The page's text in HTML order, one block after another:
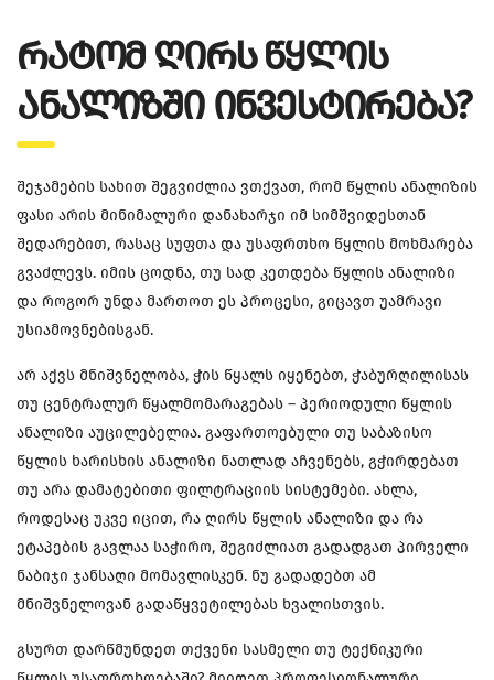
ᲠᲐᲢᲝᲛ ᲦᲘᲠᲡ ᲬᲧᲚᲘᲡ
ᲐᲜᲐᲚᲘᲖᲨᲘ ᲘᲜᲕᲔᲡᲢᲘᲠᲔᲑᲐ?
შეჯამების სახით შეგვიძლია ვთქვათ, რომ წყლის ანალიზის
ფასი არის მინიმალური დანახარჯი იმ სიმშვიდესთან
შედარებით, რასაც სუფთა და უსაფრთხო წყლის მოხმარება
გვაძლევს. იმის ცოდნა, თუ სად კეთდება წყლის ანალიზი
და როგორ უნდა მართოთ ეს პროცესი, გიცავთ უამრავი
უსიამოვნებისგან.
არ აქვს მნიშვნელობა, ჭის წყალს იყენებთ, ჭაბურღილისას
თუ ცენტრალურ წყალმომარაგებას – პერიოდული წყლის
ანალიზი აუცილებელია. გაფართოებული თუ საბაზისო
წყლის ხარისხის ანალიზი ნათლად აჩვენებს, გჭირდებათ
თუ არა დამატებითი ფილტრაციის სისტემები. ახლა,
როდესაც უკვე იცით, რა ღირს წყლის ანალიზი და რა
ეტაპების გავლაა საჭირო, შეგიძლიათ გადადგათ პირველი
ნაბიჯი ჯანსაღი მომავლისკენ. ნუ გადადებთ ამ
მნიშვნელოვან გადაწყვეტილებას ხვალისთვის.
გსურთ დარწმუნდეთ თქვენი სასმელი თუ ტექნიკური